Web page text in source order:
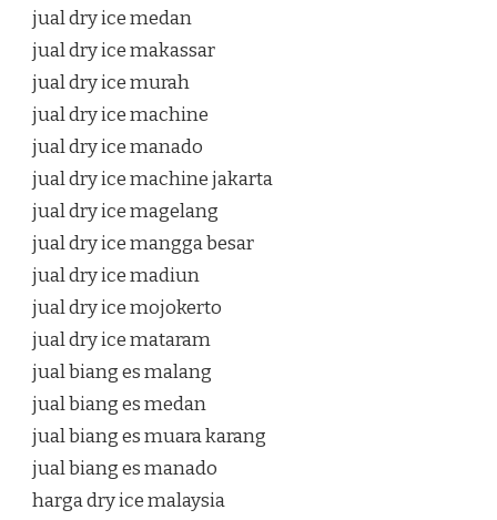
jual dry ice medan
jual dry ice makassar
jual dry ice murah
jual dry ice machine
jual dry ice manado
jual dry ice machine jakarta
jual dry ice magelang
jual dry ice mangga besar
jual dry ice madiun
jual dry ice mojokerto
jual dry ice mataram
jual biang es malang
jual biang es medan
jual biang es muara karang
jual biang es manado
harga dry ice malaysia